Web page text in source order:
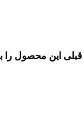
قبلی این محصول